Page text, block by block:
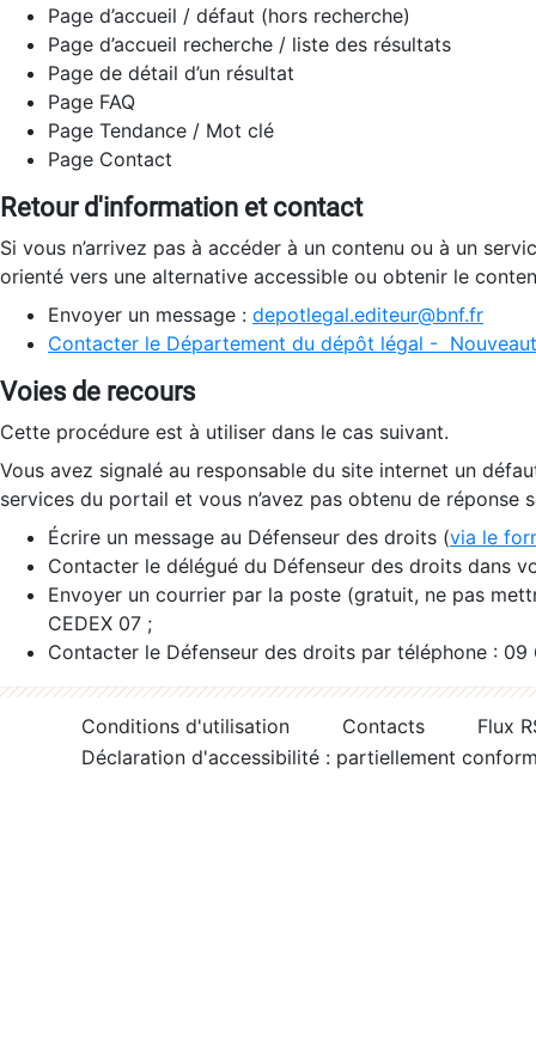
Page d’accueil / défaut (hors recherche)
Page d’accueil recherche / liste des résultats
Page de détail d’un résultat
Page FAQ
Page Tendance / Mot clé
Page Contact
Retour d'information et contact
Si vous n’arrivez pas à accéder à un contenu ou à un
orienté vers une alternative accessible ou obtenir le
Envoyer un message : depotlegal.editeur@bnf.fr
Contacter le Département du dépôt légal -
Voies de recours
Cette procédure est à utiliser dans le cas suivant.
Vous avez signalé au responsable du site internet un
services du portail et vous n’avez pas obtenu de réponse
Écrire un message au Défenseur des droits (via le
Contacter le délégué du Défenseur des droits dans
Envoyer un courrier par la poste (gratuit, ne pas
CEDEX 07 ;
Contacter le Défenseur des droits par téléphone :
Conditions d'utilisation Contacts
Flux
Déclaration d'accessibilité : partiellement